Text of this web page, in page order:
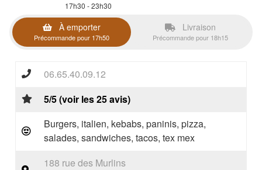
17h30 - 23h30
À emporter
Précommande pour 17h50
Livraison
Précommande pour 18h15
06.65.40.09.12
5/5 (voir les 25 avis)
Burgers, italien, kebabs, paninis, pizza,
salades, sandwiches, tacos, tex mex
188 rue des Murlins